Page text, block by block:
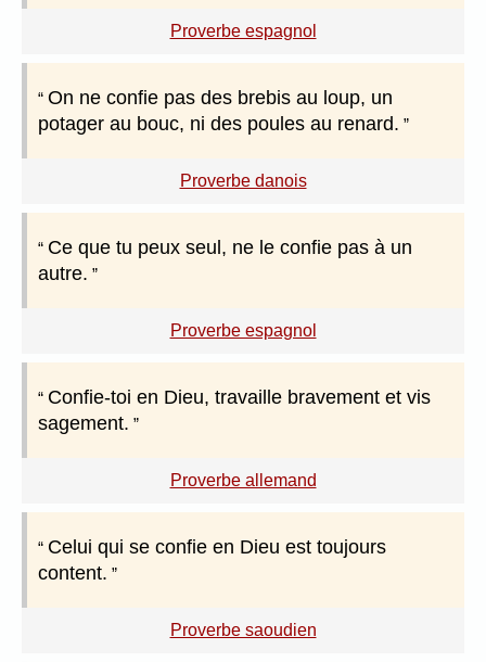
Proverbe espagnol
On ne confie pas des brebis au loup, un
potager au bouc, ni des poules au renard.
Proverbe danois
Ce que tu peux seul, ne le confie pas à un
autre.
Proverbe espagnol
Confie-toi en Dieu, travaille bravement et vis
sagement.
Proverbe allemand
Celui qui se confie en Dieu est toujours
content.
Proverbe saoudien